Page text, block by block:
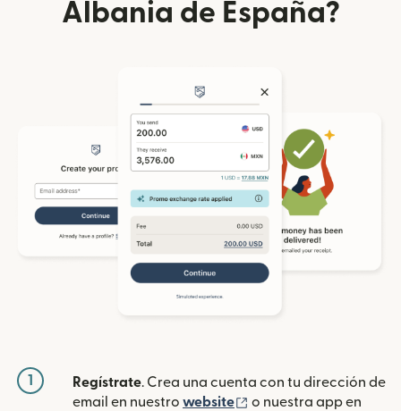
Albania de España?
1 Regístrate. Crea una cuenta con tu dirección de
email en nuestro website (se abre en una
o nuestra app en